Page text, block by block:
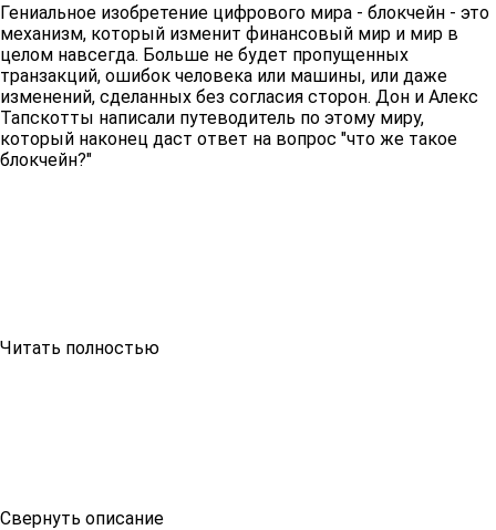
Гениальное изобретение цифрового мира - блокчейн - это
механизм, который изменит финансовый мир и мир в
целом навсегда. Больше не будет пропущенных
транзакций, ошибок человека или машины, или даже
изменений, сделанных без согласия сторон. Дон и Алекс
Тапскотты написали путеводитель по этому миру,
который наконец даст ответ на вопрос "что же такое
блокчейн?"
Читать полностью
Свернуть описание